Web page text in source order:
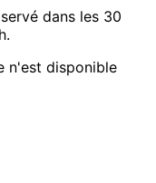
dans les 30
n'est disponible